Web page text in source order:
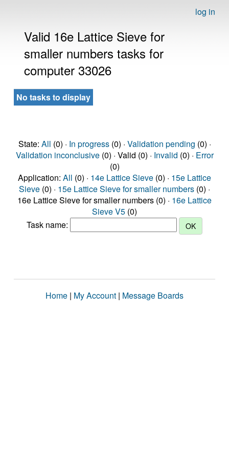
log in
Valid 16e Lattice Sieve for
smaller numbers tasks for
computer 33026
No tasks to display
State: All (0) · In progress(0) · Validation pending (0) ·
Validation inconclusive(0) · Valid (0) · Invalid (0) · Error
(0)
Application: All (0) · 14e Lattice Sieve (0) · 15e Lattice
Sieve (0) · 15e Lattice Sieve for smaller numbers (0) ·
16e Lattice Sieve for smaller numbers (0) · 16e Lattice
Sieve V5 (0)
Task name:
Home | My Account | Message Boards